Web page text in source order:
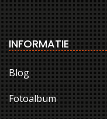
INFORMATIE
Blog
Fotoalbum